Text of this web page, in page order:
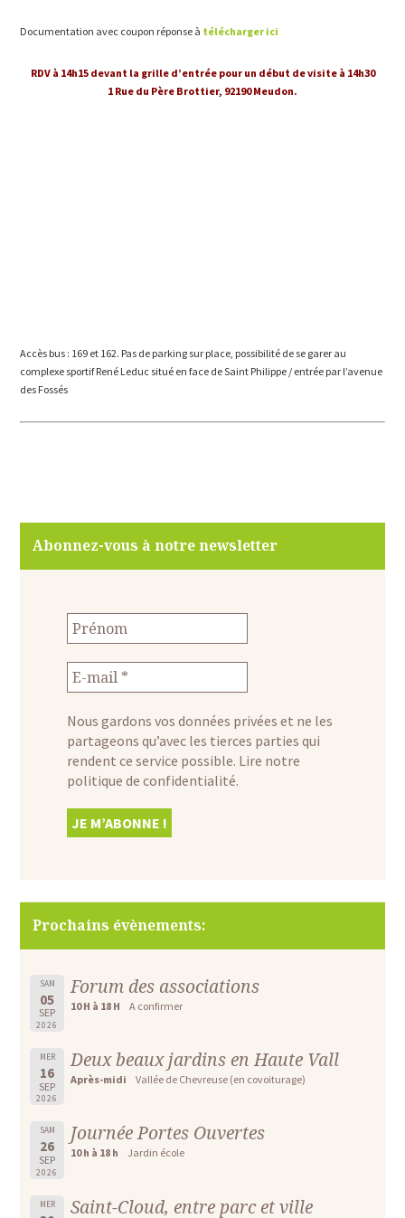
Documentation avec coupon réponse à télécharger ici
RDV à 14h15 devant la grille d’entrée pour un début de visite à 14h30
1 Rue du Père Brottier, 92190 Meudon.
Accès bus : 169 et 162. Pas de parking sur place, possibilité de se garer au
complexe sportif René Leduc situé en face de Saint Philippe / entrée par l’avenue
des Fossés
Abonnez-vous à notre newsletter
Nous gardons vos données privées et ne les
partageons qu’avec les tierces parties qui
rendent ce service possible. Lire notre
politique de confidentialité.
Prochains évènements:
SAM
05
SEP
2026
Forum des associations
10 H à 18 H A confirmer
MER
16
SEP
2026
Deux beaux jardins en Haute Vall
Après-midi Vallée de Chevreuse (en covoiturage)
SAM
26
SEP
2026
Journée Portes Ouvertes
10 h à 18 h Jardin école
MER Saint-Cloud, entre parc et ville